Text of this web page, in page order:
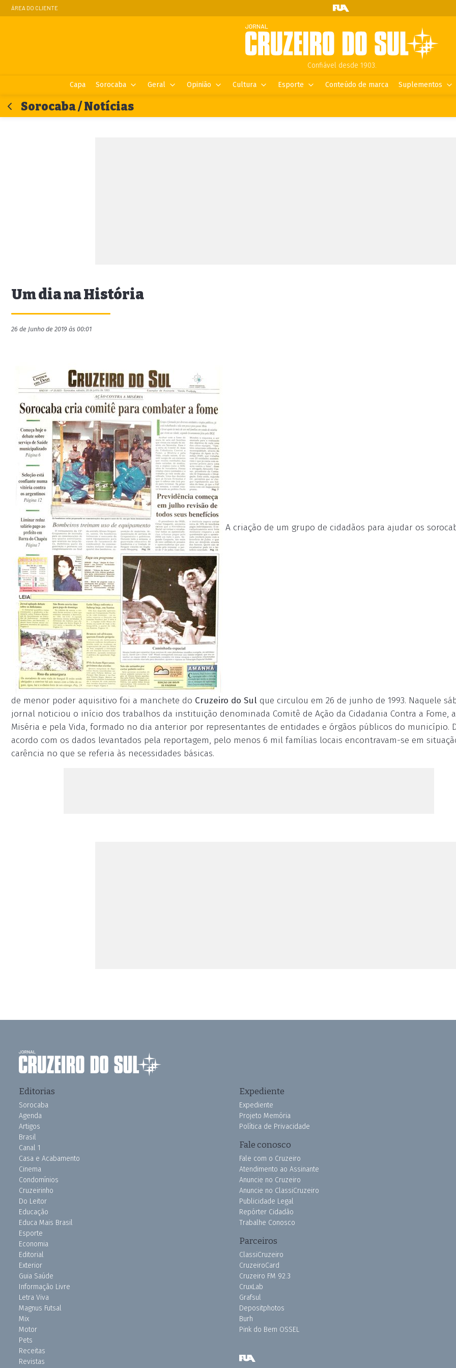
ÁREA DO CLIENTE
Confiável desde 1903.
Capa Sorocaba Geral Opinião Cultura Esporte Conteúdo de marca Suplementos
Sorocaba / Notícias
Um dia na História
26 de Junho de 2019 às 00:01
A criação de um grupo de cidadãos para ajudar os
de menor poder aquisitivo foi a manchete do Cruzeiro do Sul que circulou em 26 de junho de 1993. Naquele
jornal noticiou o início dos trabalhos da instituição denominada Comitê de Ação da Cidadania Contra a Fome, a
Miséria e pela Vida, formado no dia anterior por representantes de entidades e órgãos públicos do município.
acordo com os dados levantados pela reportagem, pelo menos 6 mil famílias locais encontravam-se em
carência no que se referia às necessidades básicas.
Editorias
Sorocaba
Agenda
Artigos
Brasil
Canal 1
Casa e Acabamento
Cinema
Condomínios
Cruzeirinho
Do Leitor
Educação
Educa Mais Brasil
Esporte
Economia
Editorial
Exterior
Guia Saúde
Informação Livre
Letra Viva
Magnus Futsal
Mix
Motor
Pets
Receitas
Revistas
Expediente
Expediente
Projeto Memória
Política de Privacidade
Fale conosco
Fale com o Cruzeiro
Atendimento ao Assinante
Anuncie no Cruzeiro
Anuncie no ClassiCruzeiro
Publicidade Legal
Repórter Cidadão
Trabalhe Conosco
Parceiros
ClassiCruzeiro
CruzeiroCard
Cruzeiro FM 92.3
CruxLab
Grafsul
Depositphotos
Burh
Pink do Bem OSSEL